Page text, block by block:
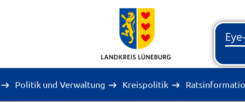
Politik und Verwaltung Kreispolitik